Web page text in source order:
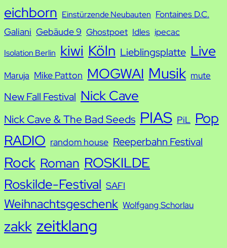
eichborn Einstürzende Neubauten Fontaines D.C.
Galiani Gebäude 9 Ghostpoet Idles ipecac
Isolation Berlin kiwi Köln Lieblingsplatte Live
Maruja Mike Patton MOGWAI Musik mute
New Fall Festival Nick Cave
Nick Cave & The Bad Seeds PIAS PiL Pop
RADIO random house Reeperbahn Festival
Rock Roman ROSKILDE
Roskilde-Festival SAFI
Weihnachtsgeschenk Wolfgang Schorlau
zakk zeitklang